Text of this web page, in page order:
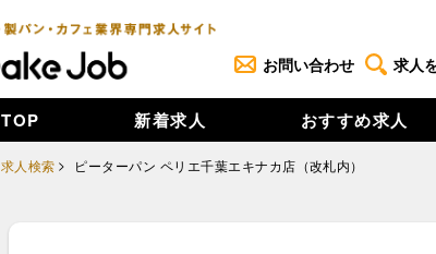
お問い合わせ 求人
TOP 新着求人 おすすめ求人
求人検索 ピーターパン ペリエ千葉エキナカ店（改札内）